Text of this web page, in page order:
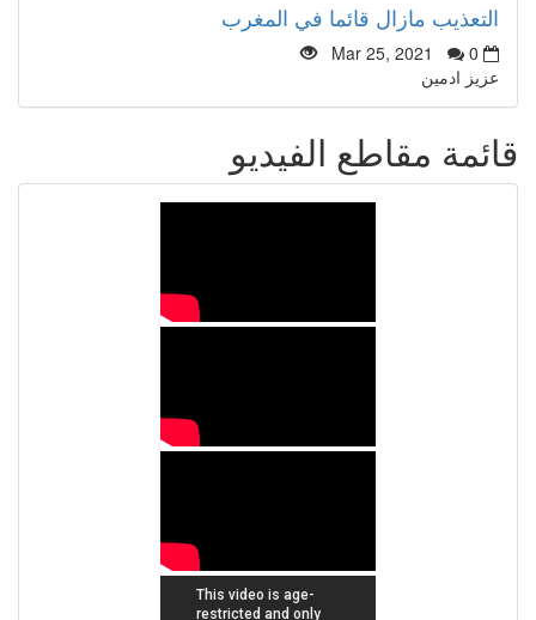
التعذيب مازال قائما في المغرب
Mar 25, 2021
0
عزيز ادمين
قائمة مقاطع الفيديو